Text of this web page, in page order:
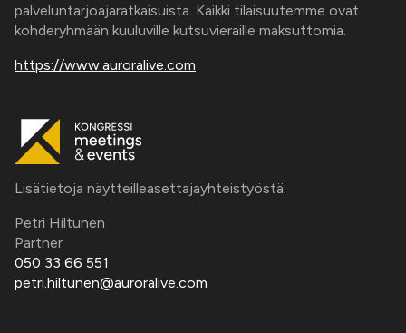
palveluntarjoajaratkaisuista. Kaikki tilaisuutemme ovat
kohderyhmään kuuluville kutsuvieraille maksuttomia.
https://www.auroralive.com
Lisätietoja näytteilleasettajayhteistyöstä:
Petri Hiltunen
Partner
050 33 66 551
petri.hiltunen@auroralive.com